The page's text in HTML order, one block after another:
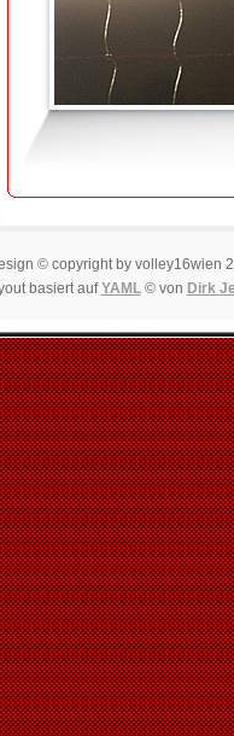
© copyright by volley16wien
basiert aufYAML© von Dirk